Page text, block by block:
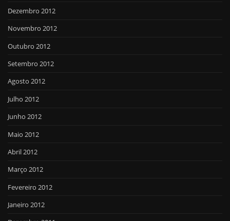
Dezembro 2012
Novembro 2012
Outubro 2012
Setembro 2012
Agosto 2012
Julho 2012
Junho 2012
Maio 2012
Abril 2012
Março 2012
Fevereiro 2012
Janeiro 2012